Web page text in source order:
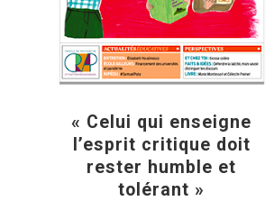
« Celui qui enseigne
l’esprit critique doit
rester humble et
tolérant »